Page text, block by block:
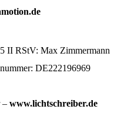
II RStV: Max Zimmermann
DE222196969
– www.lichtschreiber.de